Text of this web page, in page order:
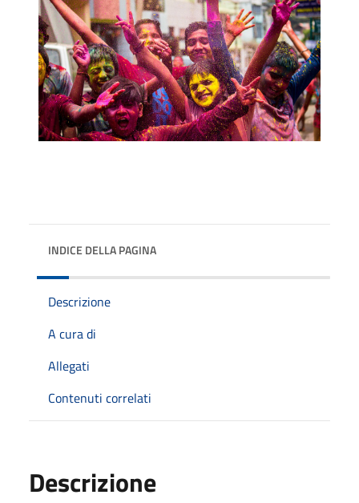
INDICE DELLA PAGINA
Descrizione
A cura di
Allegati
Contenuti correlati
Descrizione